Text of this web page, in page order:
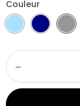
Couleur